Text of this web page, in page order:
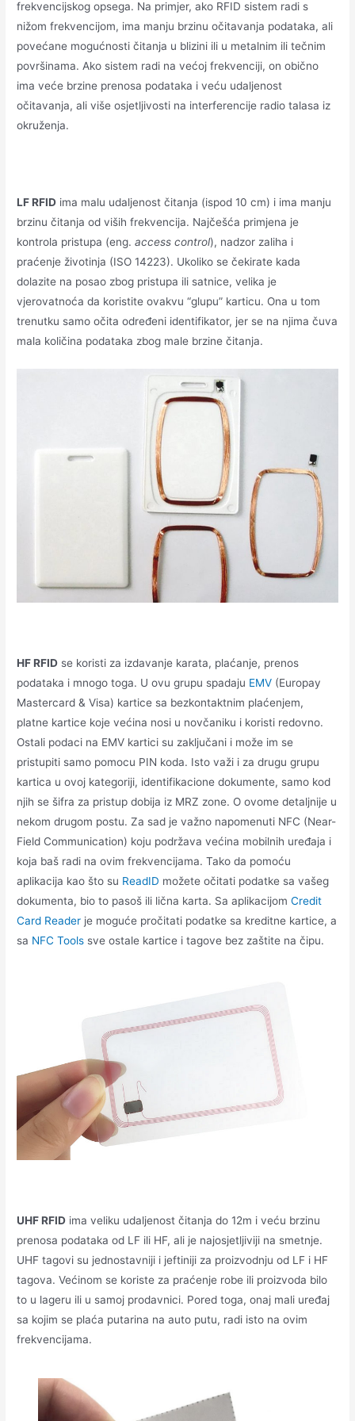
frekvencijskog opsega. Na primjer, ako RFID sistem radi s
nižom frekvencijom, ima manju brzinu očitavanja podataka, ali
povećane mogućnosti čitanja u blizini ili u metalnim ili tečnim
površinama. Ako sistem radi na većoj frekvenciji, on obično
ima veće brzine prenosa podataka i veću udaljenost
očitavanja, ali više osjetljivosti na interferencije radio talasa iz
okruženja.
LF RFID ima malu udaljenost čitanja (ispod 10 cm) i ima manju
brzinu čitanja od viših frekvencija. Najčešća primjena je
kontrola pristupa (eng.access control), nadzor zaliha i
praćenje životinja (ISO 14223). Ukoliko se čekirate kada
dolazite na posao zbog pristupa ili satnice, velika je
vjerovatnoća da koristite ovakvu “glupu” karticu. Ona u tom
trenutku samo očita određeni identifikator, jer se na njima čuva
mala količina podataka zbog male brzine čitanja.
HF RFID se koristi za izdavanje karata, plaćanje, prenos
podataka i mnogo toga. U ovu grupu spadaju EMV (Europay
Mastercard & Visa) kartice sa bezkontaktnim plaćenjem,
platne kartice koje većina nosi u novčaniku i koristi redovno.
Ostali podaci na EMV kartici su zaključani i može im se
pristupiti samo pomocu PIN koda. Isto važi i za drugu grupu
kartica u ovoj kategoriji, identifikacione dokumente, samo kod
njih se šifra za pristup dobija iz MRZ zone. O ovome detaljnije u
nekom drugom postu. Za sad je važno napomenuti NFC (Near-
Field Communication) koju podržava većina mobilnih uređaja i
koja baš radi na ovim frekvencijama. Tako da pomoću
aplikacija kao što su ReadID možete očitati podatke sa vašeg
dokumenta, bio to pasoš ili lična karta. Sa aplikacijomCredit
Card Reader je moguće pročitati podatke sa kreditne kartice, a
sa NFC Tools sve ostale kartice i tagove bez zaštite na čipu.
UHF RFID ima veliku udaljenost čitanja do 12m i veću brzinu
prenosa podataka od LF ili HF, ali je najosjetljiviji na smetnje.
UHF tagovi su jednostavniji i jeftiniji za proizvodnju od LF i HF
tagova. Većinom se koriste za praćenje robe ili proizvoda bilo
to u lageru ili u samoj prodavnici. Pored toga, onaj mali uređaj
sa kojim se plaća putarina na auto putu, radi isto na ovim
frekvencijama.